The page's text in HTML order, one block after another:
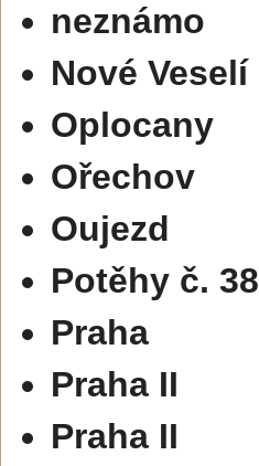
neznámo
Nové Veselí
Oplocany
Ořechov
Oujezd
Potěhy č. 38
Praha
Praha II
Praha II